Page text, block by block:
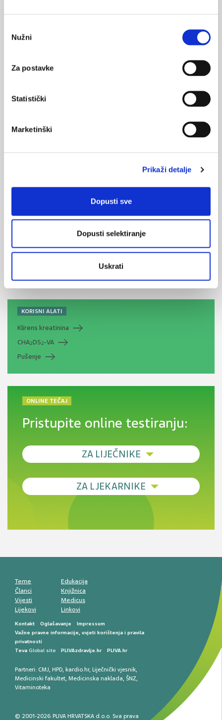
pristanka
Nužni
Za postavke
Statistički
Marketinški
Prikaži detalje
Dopusti sve
Dopusti selektiranje
Uskrati
Gotovo polovica dojenčadi u prvoj godini života preboli akutnu
Mentalno
Muško zdravlje
Medicus (1/2025)
Od nevidljivog do fatalnog: izabrane teme iz
kardiologije, nefrologije i endokrinologije
KORISNI ALATI
Klirens kreatinina
CHA2DS2-VA
Pušenje
ONLINE TEČAJ
Pristupite online testiranju:
ZA LIJEČNIKE
Debljina - od prevencije do personalizirane
Novi pogled na migrenu: komorbiditeti, spolne
razlike i nove terapije
smetnji do rane onkološke dijagnostike
ZA LJEKARNIKE
Antikoagulansi u ljekarničkoj praksi –
Teme
Članci
Vijesti
Lijekovi
Edukacija
Knjižnica
Medicus
Linkovi
Kontakt Oglašavanje
Impressum
Važne pravne informacije, uvjeti korištenja i pravila
privatnosti
Teva Global site PLIVAzdravlje.hr PLIVA.hr
Partneri: CMJ, HPD, kardio.hr, Liječnički vjesnik,
Medicinski fakultet, Medicinska naklada, ŠNZ,
Vitaminoteka
© 2001-2026 PLIVA HRVATSKA d.o.o. Sva prava